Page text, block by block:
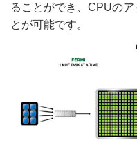
ることができ、CPUの
とが可能です。